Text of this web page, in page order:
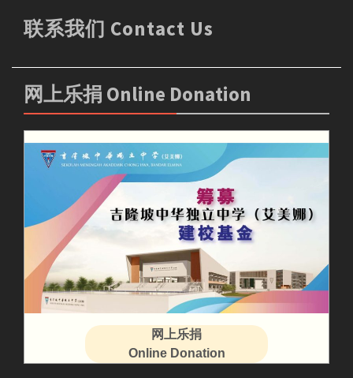
联系我们 Contact Us
网上乐捐 Online Donation
网上乐捐
Online Donation